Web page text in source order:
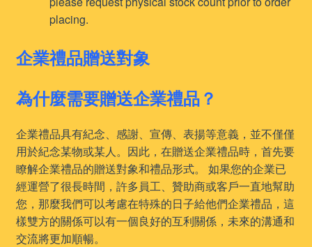
placing.
企業禮品贈送對象
為什麼需要贈送企業禮品？
企業禮品具有紀念、感謝、宣傳、表揚等意義，並不僅僅
用於紀念某物或某人。因此，在贈送企業禮品時，首先要
瞭解企業禮品的贈送對象和禮品形式。 如果您的企業已
經運營了很長時間，許多員工、贊助商或客戶一直地幫助
您，那麼我們可以考慮在特殊的日子給他們企業禮品，這
樣雙方的關係可以有一個良好的互利關係，未來的溝通和
交流將更加順暢。